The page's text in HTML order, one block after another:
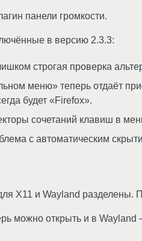
панели громкости.
в версию 2.3.3:
строгая проверка
меню» теперь отдаёт
будет «Firefox».
сочетаний клавиш в
с автоматическим
X11 и Wayland разделены.
можно открыть и в Wayland